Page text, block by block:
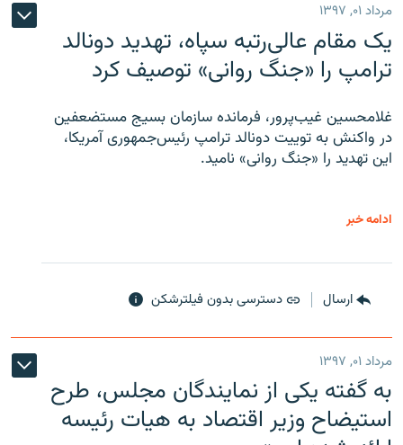
مرداد ۰۱, ۱۳۹۷
یک مقام عالی‌رتبه سپاه، تهدید دونالد
ترامپ را «جنگ روانی» توصیف کرد
غلامحسین غیب‌پرور، فرمانده سازمان بسیج مستضعفین
در واکنش به توییت دونالد ترامپ رئیس‌جمهوری آمریکا،
این تهدید را «جنگ روانی» نامید.
ادامه خبر
ارسال دسترسی بدون فیلترشکن
مرداد ۰۱, ۱۳۹۷
به گفته یکی از نمایندگان مجلس، طرح
استیضاح وزیر اقتصاد به هیات رئیسه